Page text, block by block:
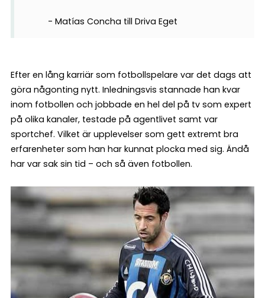
Matías Concha till Driva Eget
Efter en lång karriär som fotbollspelare var det dags att
göra någonting nytt. Inledningsvis stannade han kvar
inom fotbollen och jobbade en hel del på tv som expert
på olika kanaler, testade på agentlivet samt var
sportchef. Vilket är upplevelser som gett extremt bra
erfarenheter som han har kunnat plocka med sig. Ändå
har var sak sin tid – och så även fotbollen.